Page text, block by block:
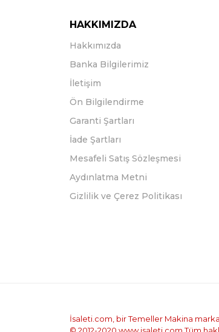
HAKKIMIZDA
Hakkımızda
Banka Bilgilerimiz
İletişim
Ön Bilgilendirme
Garanti Şartları
İade Şartları
Mesafeli Satış Sözleşmesi
Aydınlatma Metni
Gizlilik ve Çerez Politikası
İsaleti.com, bir Temeller Makina
© 2012-2020 www.isaleti.com Tüm